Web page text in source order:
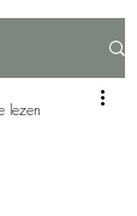
lezen